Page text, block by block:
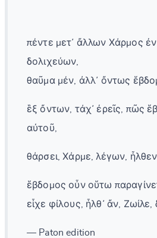
πέντε μετ᾽ ἄλλων Χάρμος
δολιχεύων,
θαῦμα μέν, ἀλλ᾽ ὄντως
ἓξ ὄντων, τάχ᾽ ἐρεῖς, πῶς
αὐτοῦ,
θάρσει, Χάρμε, λέγων, ἦλθεν
ἕβδομος οὖν οὕτω
εἶχε φίλους, ἦλθ᾽ ἄν,
— Paton edition